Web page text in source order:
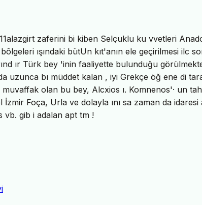
zaferini bi kiben Selçuklu ku vvetleri
ışındaki bütUn kıt'anın ele geçirilmesi ilc
ır Türk bey 'inin faaliyette bulunduğu
uzunca bı müddet kalan , iyi Grekçe öğ ene di
muvaffak olan bu bey, Alcxios ı. Komnenos'· un
İzmir Foça, Urla ve dolayla ını sa zaman da idaresi
vb. gib i adalan apt tm !